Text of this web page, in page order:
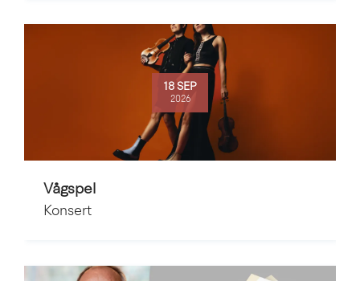
18 SEP
2026
Vågspel
Konsert